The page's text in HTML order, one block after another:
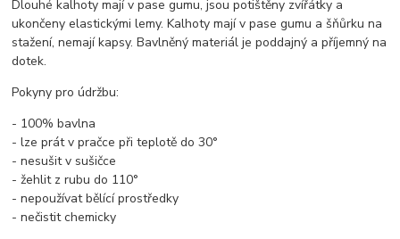
Dlouhé kalhoty mají v pase gumu, jsou potištěny zvířátky a
ukončeny elastickými lemy. Kalhoty mají v pase gumu a šňůrku na
stažení, nemají kapsy. Bavlněný materiál je poddajný a příjemný na
dotek.
Pokyny pro údržbu:
- 100% bavlna
- lze prát v pračce při teplotě do 30°
- nesušit v sušičce
- žehlit z rubu do 110°
- nepoužívat bělící prostředky
- nečistit chemicky